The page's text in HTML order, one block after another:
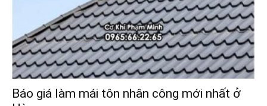
Báo giá làm mái tôn nhân công mới nhất ở